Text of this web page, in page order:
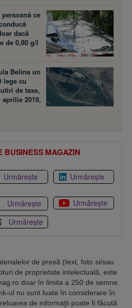
ce
dacă
de 0,80 g/l
Belina un
lege cu
de taxe,
2019,
BUSINESS MAGAZIN
Urmărește Urmărește
Urmărește
Urmărește
Urmărește
de presă (text, foto si/sau
de proprietate intelectuală, este
doar în limita a 250 de semne.
ul nu sunt luate în considerare în
de informaţii poate fi făcută